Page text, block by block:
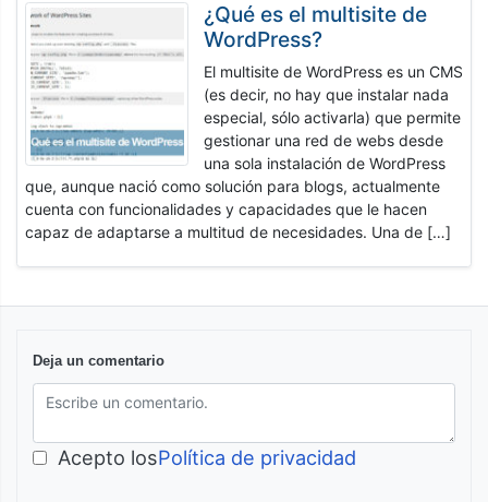
¿Qué es el multisite de
WordPress?
El multisite de WordPress es un CMS
(es decir, no hay que instalar nada
especial, sólo activarla) que permite
gestionar una red de webs desde
una sola instalación de WordPress
que, aunque nació como solución para blogs, actualmente
cuenta con funcionalidades y capacidades que le hacen
capaz de adaptarse a multitud de necesidades. Una de […]
Deja un comentario
Acepto losPolítica de privacidad